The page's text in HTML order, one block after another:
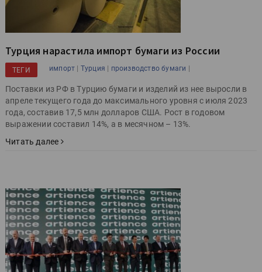
Турция нарастила импорт бумаги из России
ТЕГИ импорт | Турция | производство бумаги |
Поставки из РФ в Турцию бумаги и изделий из нее выросли в
апреле текущего года до максимального уровня с июля 2023
года, составив 17,5 млн долларов США. Рост в годовом
выражении составил 14%, а в месячном – 13%.
Читать далее